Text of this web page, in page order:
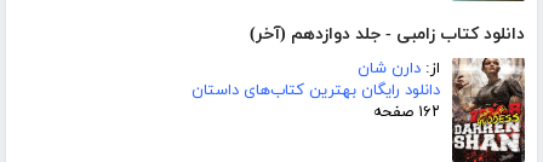
دانلود کتاب زامبی - جلد دوازدهم (آخر)
از: دارن شان
دانلود رایگان بهترین کتاب‌های داستان
۱۶۲ صفحه